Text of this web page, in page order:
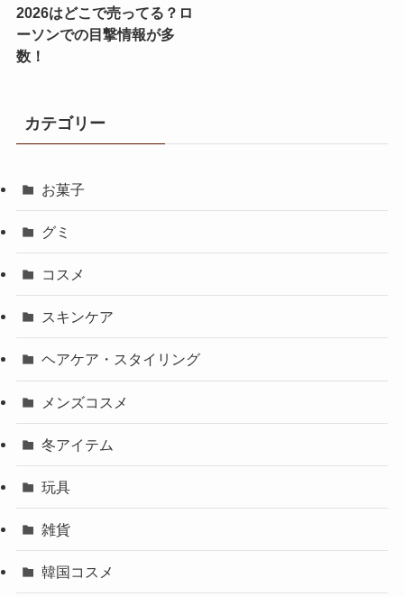
2026はどこで売ってる？ロ
ーソンでの目撃情報が多
数！
カテゴリー
お菓子
グミ
コスメ
スキンケア
ヘアケア・スタイリング
メンズコスメ
冬アイテム
玩具
雑貨
韓国コスメ